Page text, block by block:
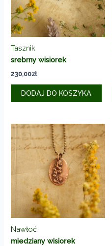
Tasznik
srebrny wisiorek
230,00zł
DODAJ DO KOSZYKA
Nawłoć
miedziany wisiorek